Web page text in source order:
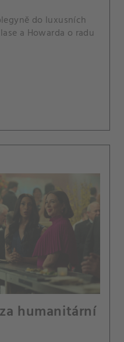
do luxusních
a Howarda o radu
humanitární